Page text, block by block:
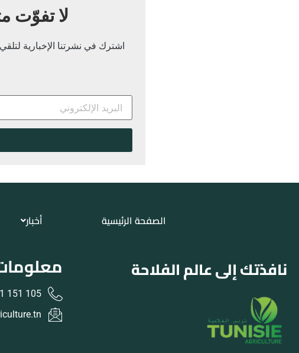
لا تفوّت
اشترك في نشرتنا الإخبارية
الصفحة الرئيسية أخبار
نافذتك إلى عالم الفلاحة
105 151 31 216+